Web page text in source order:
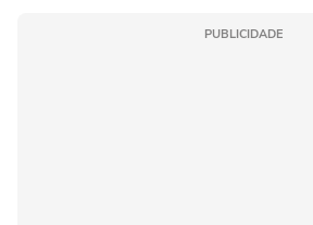
PUBLICIDADE